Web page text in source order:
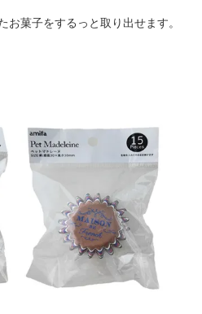
お菓子をするっと取り出せます。